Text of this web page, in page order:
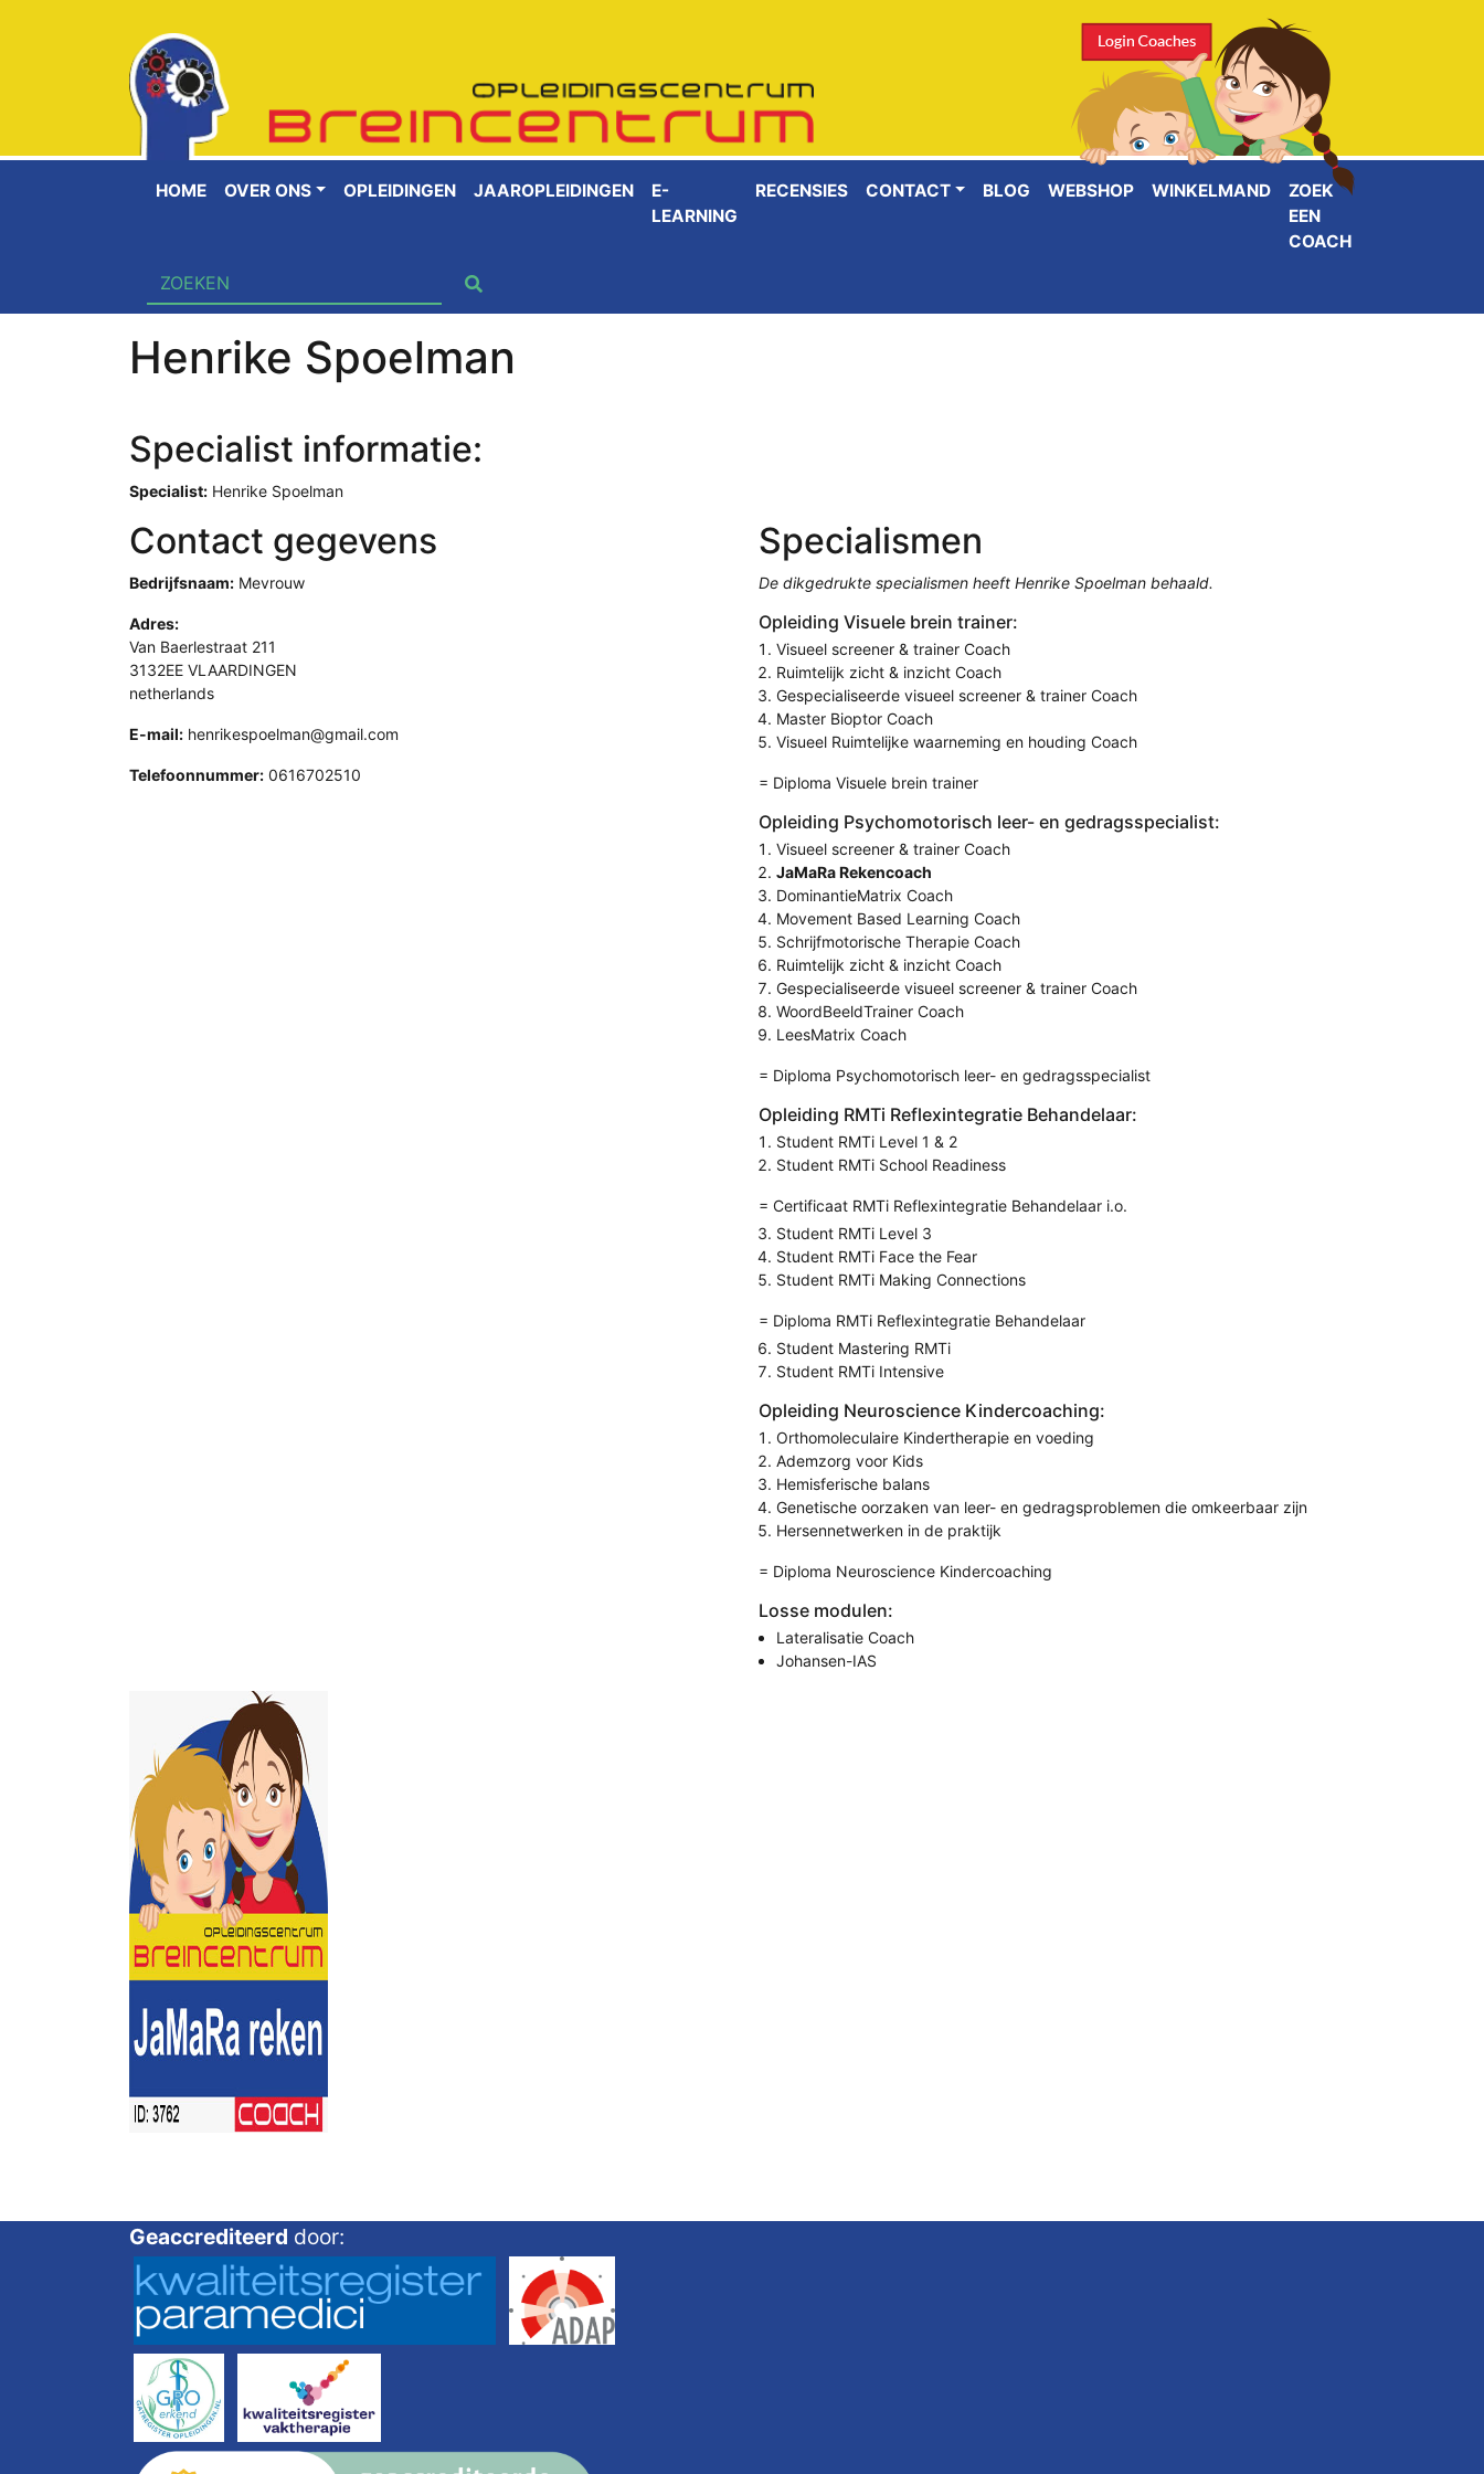
HOME OVER ONS OPLEIDINGEN JAAROPLEIDINGEN
E-
LEARNING
RECENSIES CONTACT BLOG WEBSHOP WINKELMAND
ZOEK
EEN
COACH
Henrike Spoelman
Specialist informatie:
Specialist: Henrike Spoelman
Contact gegevens
Bedrijfsnaam: Mevrouw
Adres:
Van Baerlestraat 211
3132EE VLAARDINGEN
netherlands
E-mail: henrikespoelman@gmail.com
Telefoonnummer: 0616702510
Specialismen
De dikgedrukte specialismen heeft Henrike Spoelman behaald.
Opleiding Visuele brein trainer:
Visueel screener & trainer Coach
Ruimtelijk zicht & inzicht Coach
Gespecialiseerde visueel screener & trainer Coach
Master Bioptor Coach
Visueel Ruimtelijke waarneming en houding Coach
= Diploma Visuele brein trainer
Opleiding Psychomotorisch leer- en gedragsspecialist:
Visueel screener & trainer Coach
JaMaRa Rekencoach
DominantieMatrix Coach
Movement Based Learning Coach
Schrijfmotorische Therapie Coach
Ruimtelijk zicht & inzicht Coach
Gespecialiseerde visueel screener & trainer Coach
WoordBeeldTrainer Coach
LeesMatrix Coach
= Diploma Psychomotorisch leer- en gedragsspecialist
Opleiding RMTi Reflexintegratie Behandelaar:
Student RMTi Level 1 & 2
Student RMTi School Readiness
= Certificaat RMTi Reflexintegratie Behandelaar i.o.
Student RMTi Level 3
Student RMTi Face the Fear
Student RMTi Making Connections
= Diploma RMTi Reflexintegratie Behandelaar
Student Mastering RMTi
Student RMTi Intensive
Opleiding Neuroscience Kindercoaching:
Orthomoleculaire Kindertherapie en voeding
Ademzorg voor Kids
Hemisferische balans
Genetische oorzaken van leer- en gedragsproblemen die omkeerbaar zijn
Hersennetwerken in de praktijk
= Diploma Neuroscience Kindercoaching
Losse modulen:
Lateralisatie Coach
Johansen-IAS
Geaccrediteerd door: